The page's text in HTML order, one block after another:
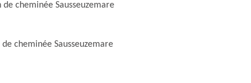
de cheminée Sausseuzemare
de cheminée Sausseuzemare